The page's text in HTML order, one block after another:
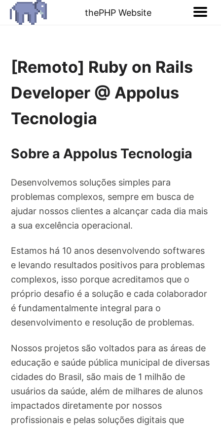
thePHP Website
[Remoto] Ruby on Rails
Developer @ Appolus
Tecnologia
Sobre a Appolus Tecnologia
Desenvolvemos soluções simples para
problemas complexos, sempre em busca de
ajudar nossos clientes a alcançar cada dia mais
a sua excelência operacional.
Estamos há 10 anos desenvolvendo softwares
e levando resultados positivos para problemas
complexos, isso porque acreditamos que o
próprio desafio é a solução e cada colaborador
é fundamentalmente integral para o
desenvolvimento e resolução de problemas.
Nossos projetos são voltados para as áreas de
educação e saúde pública municipal de diversas
cidades do Brasil, são mais de 1 milhão de
usuários da saúde, além de milhares de alunos
impactados diretamente por nossos
profissionais e pelas soluções digitais que